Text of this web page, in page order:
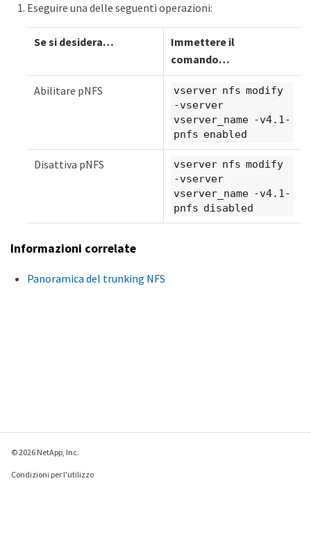
Eseguire una delle seguenti operazioni:
Se si desidera…​
Immettere il
comando…​
Abilitare pNFS
vserver nfs modify
-vserver
vserver_name -v4.1-
pnfs enabled
Disattiva pNFS
vserver nfs modify
-vserver
vserver_name -v4.1-
pnfs disabled
Informazioni correlate
Panoramica del trunking NFS
© 2026 NetApp, Inc.
Condizioni per l'utilizzo